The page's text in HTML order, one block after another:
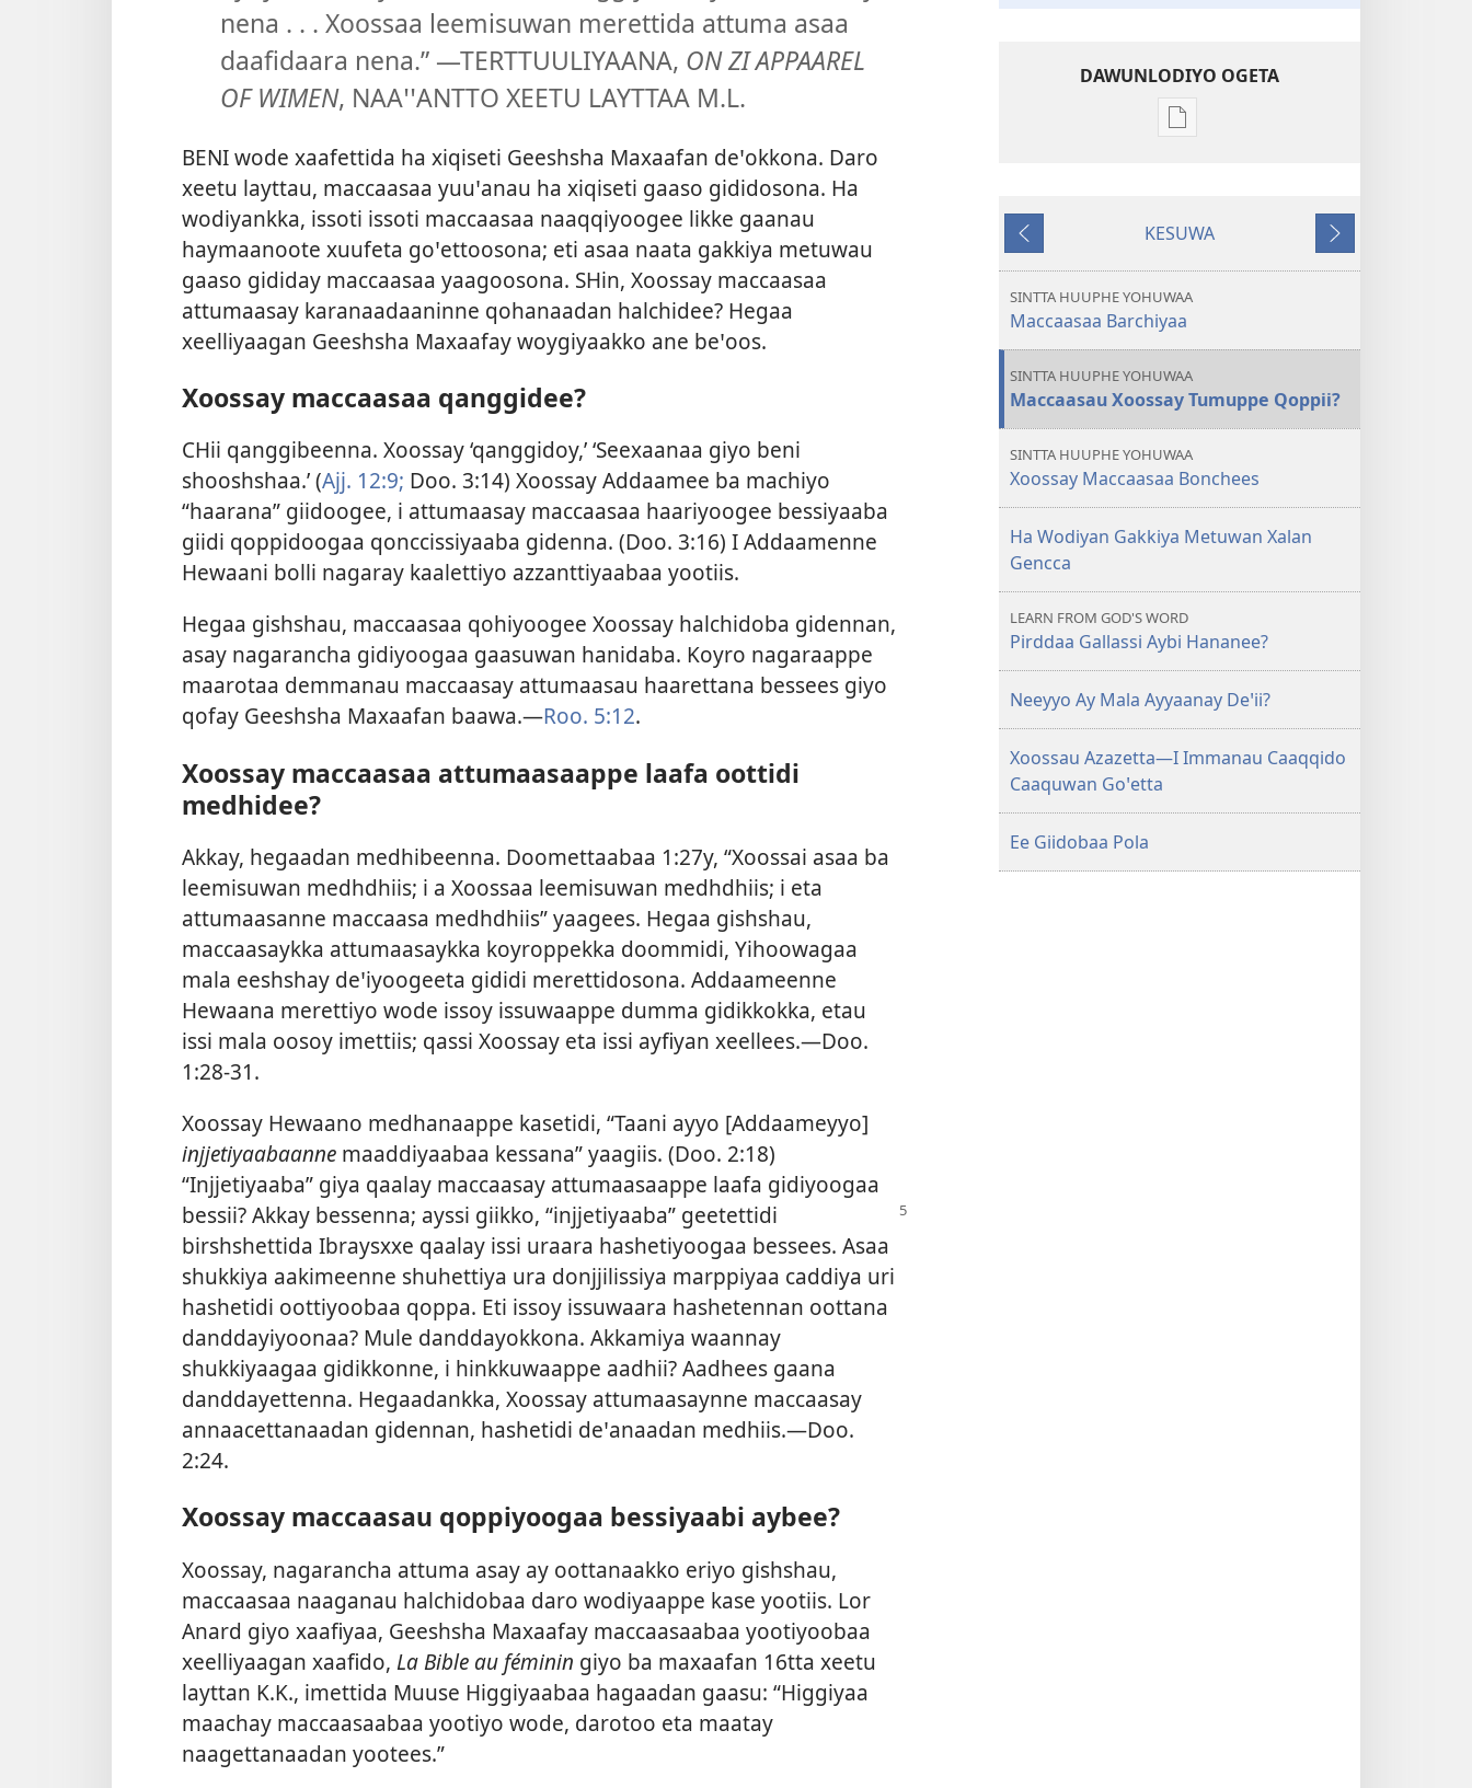
nena . . . Xoossaa leemisuwan merettida attuma asaa
daafidaara nena.” —TERTTUULIYAANA, ON ZI APPAAREL
OF WIMEN, NAAꞌꞌANTTO XEETU LAYTTAA M.L.
BENI wode xaafettida ha xiqiseti Geeshsha Maxaafan deꞌokkona. Daro
xeetu layttau, maccaasaa yuuꞌanau ha xiqiseti gaaso gididosona. Ha
wodiyankka, issoti issoti maccaasaa naaqqiyoogee likke gaanau
haymaanoote xuufeta goꞌettoosona; eti asaa naata gakkiya metuwau
gaaso gididay maccaasaa yaagoosona. SHin, Xoossay maccaasaa
attumaasay karanaadaaninne qohanaadan halchidee? Hegaa
xeelliyaagan Geeshsha Maxaafay woygiyaakko ane beꞌoos.
Xoossay maccaasaa qanggidee?
CHii qanggibeenna. Xoossay ‘qanggidoy,’ ‘Seexaanaa giyo beni
shooshshaa.’ (Ajj. 12:9; Doo. 3:14) Xoossay Addaamee ba machiyo
“haarana” giidoogee, i attumaasay maccaasaa haariyoogee bessiyaaba
giidi qoppidoogaa qonccissiyaaba gidenna. (Doo. 3:16) I Addaamenne
Hewaani bolli nagaray kaalettiyo azzanttiyaabaa yootiis.
Hegaa gishshau, maccaasaa qohiyoogee Xoossay halchidoba gidennan,
asay nagarancha gidiyoogaa gaasuwan hanidaba. Koyro nagaraappe
maarotaa demmanau maccaasay attumaasau haarettana bessees giyo
qofay Geeshsha Maxaafan baawa.—Roo. 5:12.
Xoossay maccaasaa attumaasaappe laafa oottidi
medhidee?
Akkay, hegaadan medhibeenna. Doomettaabaa 1:27y, “Xoossai asaa ba
leemisuwan medhdhiis; i a Xoossaa leemisuwan medhdhiis; i eta
attumaasanne maccaasa medhdhiis” yaagees. Hegaa gishshau,
maccaasaykka attumaasaykka koyroppekka doommidi, Yihoowagaa
mala eeshshay deꞌiyoogeeta gididi merettidosona. Addaameenne
Hewaana merettiyo wode issoy issuwaappe dumma gidikkokka, etau
issi mala oosoy imettiis; qassi Xoossay eta issi ayfiyan xeellees.—Doo.
1:28-31.
Xoossay Hewaano medhanaappe kasetidi, “Taani ayyo [Addaameyyo]
injjetiyaabaanne maaddiyaabaa kessana” yaagiis. (Doo. 2:18)
“Injjetiyaaba” giya qaalay maccaasay attumaasaappe laafa gidiyoogaa
bessii? Akkay bessenna; ayssi giikko, “injjetiyaaba” geetettidi
birshshettida Ibraysxxe qaalay issi uraara hashetiyoogaa bessees. Asaa
shukkiya aakimeenne shuhettiya ura donjjilissiya marppiyaa caddiya uri
hashetidi oottiyoobaa qoppa. Eti issoy issuwaara hashetennan oottana
danddayiyoonaa? Mule danddayokkona. Akkamiya waannay
shukkiyaagaa gidikkonne, i hinkkuwaappe aadhii? Aadhees gaana
danddayettenna. Hegaadankka, Xoossay attumaasaynne maccaasay
annaacettanaadan gidennan, hashetidi deꞌanaadan medhiis.—Doo.
2:24.
Xoossay maccaasau qoppiyoogaa bessiyaabi aybee?
Xoossay, nagarancha attuma asay ay oottanaakko eriyo gishshau,
maccaasaa naaganau halchidobaa daro wodiyaappe kase yootiis. Lor
Anard giyo xaafiyaa, Geeshsha Maxaafay maccaasaabaa yootiyoobaa
xeelliyaagan xaafido, La Bible au féminin giyo ba maxaafan 16tta xeetu
layttan K.K., imettida Muuse Higgiyaabaa hagaadan gaasu: “Higgiyaa
maachay maccaasaabaa yootiyo wode, darotoo eta maatay
naagettanaadan yootees.”
DAWUNLODIYO OGETA
Xuufiya
KEELAA
Kaseegaa
KESUWA
Kaalliyagaa
SINTTA HUUPHE YOHUWAA
Maccaasaa Barchiyaa
SINTTA HUUPHE YOHUWAA
Maccaasau Xoossay Tumuppe Qoppii?
SINTTA HUUPHE YOHUWAA
Xoossay Maccaasaa Bonchees
Ha Wodiyan Gakkiya Metuwan Xalan
Gencca
LEARN FROM GOD'S WORD
Pirddaa Gallassi Aybi Hananee?
Neeyyo Ay Mala Ayyaanay Deꞌii?
Xoossau Azazetta—I Immanau Caaqqido
Caaquwan Goꞌetta
Ee Giidobaa Pola